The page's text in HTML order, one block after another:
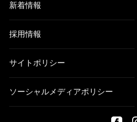
新着情報
採用情報
サイトポリシー
ソーシャルメディアポリシー